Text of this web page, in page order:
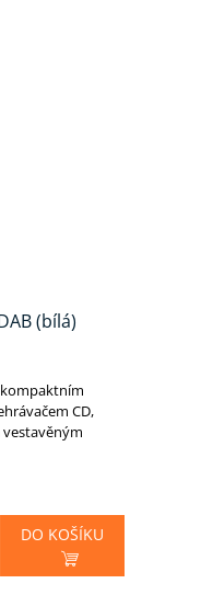
(bílá)
DO KOŠÍKU
CD,
vestavěným